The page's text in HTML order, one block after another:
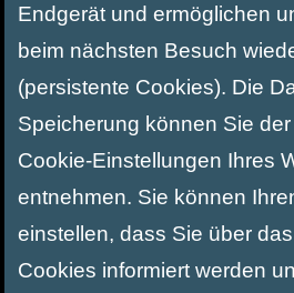
Endgerät und ermöglichen
beim nächsten Besuch
(persistente Cookies). Die
Speicherung können Sie
Cookie-Einstellungen Ihres
entnehmen. Sie können
einstellen, dass Sie über
Cookies informiert werden